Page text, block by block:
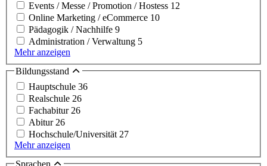
Events / Messe / Promotion / Hostess 12
Online Marketing / eCommerce 10
Pädagogik / Nachhilfe 9
Administration / Verwaltung 5
Mehr anzeigen
Bildungsstand
Hauptschule 36
Realschule 26
Fachabitur 26
Abitur 26
Hochschule/Universität 27
Mehr anzeigen
Sprachen